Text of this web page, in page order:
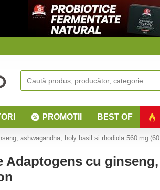
PROMOTII BEST OF
ashwagandha, holy basil si rhodiola 560 mg
Adaptogens cu